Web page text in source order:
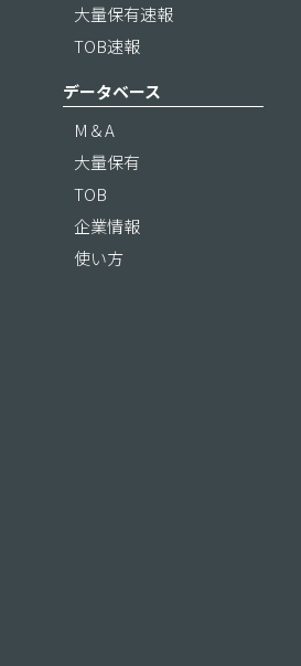
大量保有速報
TOB速報
データベース
M＆A
大量保有
TOB
企業情報
使い方